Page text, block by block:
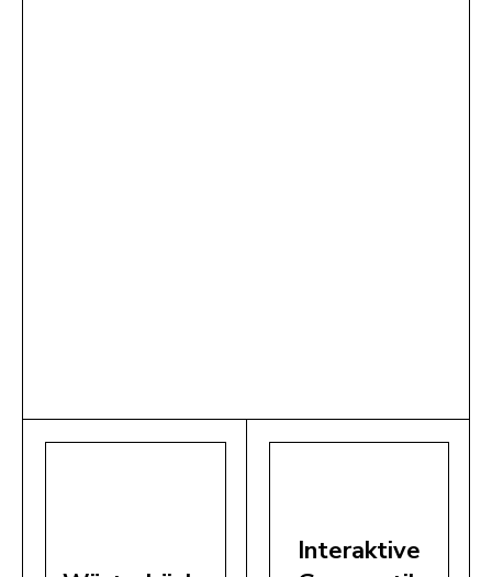
Interaktive